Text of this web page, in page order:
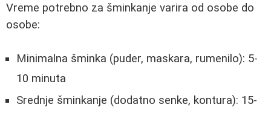
Vreme potrebno za šminkanje varira od osobe do
osobe:
Minimalna šminka (puder, maskara, rumenilo): 5-
10 minuta
Srednje šminkanje (dodatno senke, kontura): 15-